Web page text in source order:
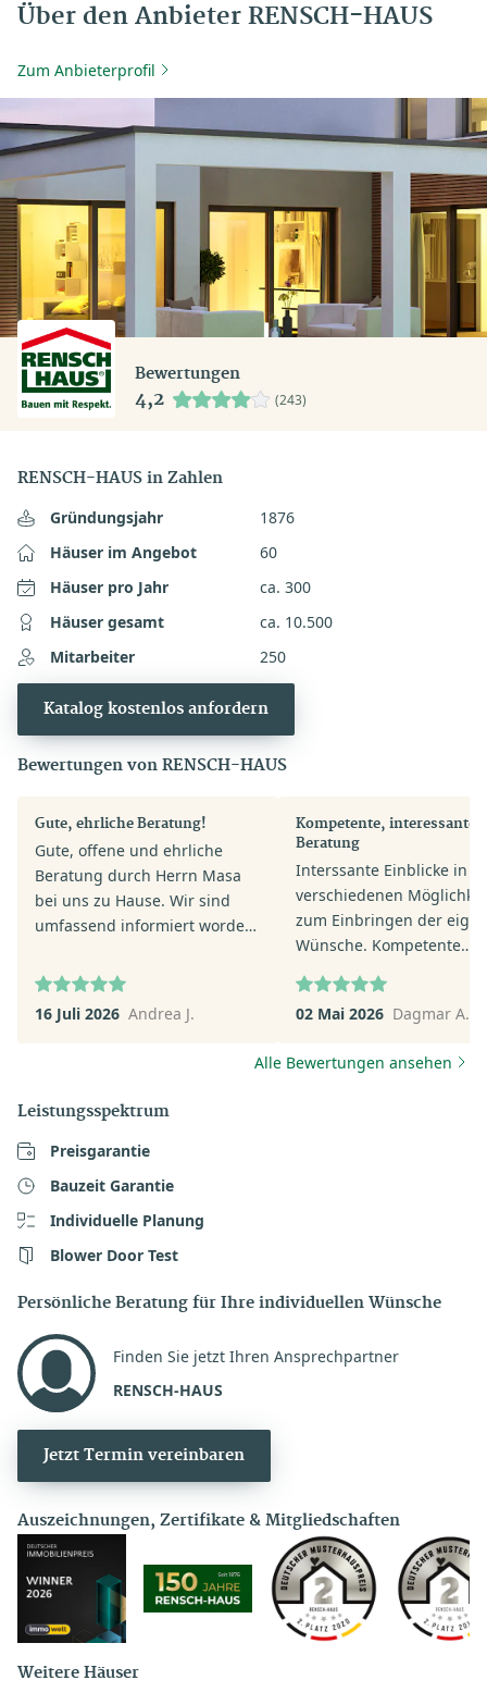
Über den Anbieter RENSCH-HAUS
Zum Anbieterprofil
Bewertungen
4,2 (243)
RENSCH-HAUS in Zahlen
Gründungsjahr
1876
Häuser im Angebot
60
Häuser pro Jahr
ca. 300
Häuser gesamt
ca. 10.500
Mitarbeiter
250
Katalog kostenlos anfordern
Bewertungen von RENSCH-HAUS
Gute, ehrliche Beratung!
Gute, offene und ehrliche
Beratung durch Herrn Masa
bei uns zu Hause. Wir sind
umfassend informiert worden,
Eindruck von dem
Häusern.
16 Juli 2026 Andrea J.
Kompetente, interessante
Beratung
Interssante Einblicke in
verschiedenen
zum Einbringen der
Wünsche. Kompetente
Beratung. Klare
zum Aufbau der
Fertighausstruktur und
der Fertighauswelt
02 Mai 2026 Dagmar A.
Alle Bewertungen ansehen
Leistungsspektrum
Preisgarantie
Bauzeit Garantie
Individuelle Planung
Blower Door Test
Persönliche Beratung für Ihre individuellen Wünsche
Finden Sie jetzt Ihren Ansprechpartner
RENSCH-HAUS
Jetzt Termin vereinbaren
Auszeichnungen, Zertifikate & Mitgliedschaften
Weitere Häuser